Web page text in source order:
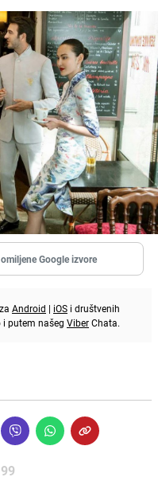
Google izvore
Android | iOS i društvenih
i putem našeg ViberChata.
99